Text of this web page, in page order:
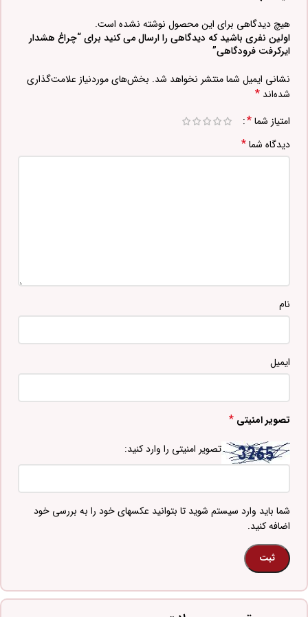
هیچ دیدگاهی برای این محصول نوشته نشده است.
اولین نفری باشید که دیدگاهی را ارسال می کنید برای “چراغ هشدار
ایرکرفت فرودگاهی”
نشانی ایمیل شما منتشر نخواهد شد. بخش‌های موردنیاز علامت‌گذاری
شده‌اند *
امتیاز شما*
دیدگاه شما*
نام
ایمیل
تصویر امنیتی *
تصویر امنیتی را وارد کنید:
شما باید وارد سیستم شوید تا بتوانید عکسهای خود را به بررسی خود
اضافه کنید.